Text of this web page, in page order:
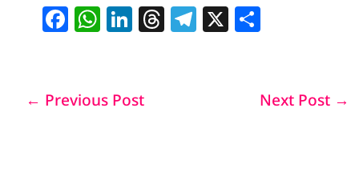
F
e
W
s
Li
e
T T X
e
← Previous Post Next Post →